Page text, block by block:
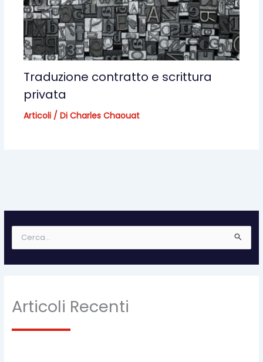
Traduzione contratto e scrittura
privata
Articoli/ Di Charles Chaouat
c
Articoli Recenti